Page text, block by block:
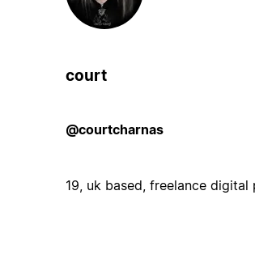
court
@courtcharnas
19, uk based, freelance